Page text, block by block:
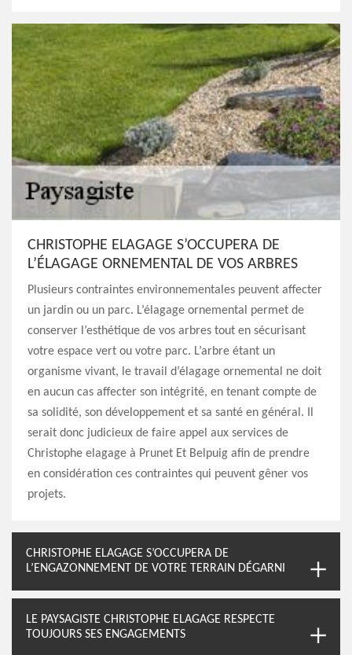
CHRISTOPHE ELAGAGE S’OCCUPERA DE
L’ÉLAGAGE ORNEMENTAL DE VOS ARBRES
Plusieurs contraintes environnementales peuvent affecter
un jardin ou un parc. L’élagage ornemental permet de
conserver l’esthétique de vos arbres tout en sécurisant
votre espace vert ou votre parc. L’arbre étant un
organisme vivant, le travail d’élagage ornemental ne doit
en aucun cas affecter son intégrité, en tenant compte de
sa solidité, son développement et sa santé en général. Il
serait donc judicieux de faire appel aux services de
Christophe elagage à Prunet Et Belpuig afin de prendre
en considération ces contraintes qui peuvent gêner vos
projets.
CHRISTOPHE ELAGAGE S’OCCUPERA DE
L’ENGAZONNEMENT DE VOTRE TERRAIN DÉGARNI
LE PAYSAGISTE CHRISTOPHE ELAGAGE RESPECTE
TOUJOURS SES ENGAGEMENTS